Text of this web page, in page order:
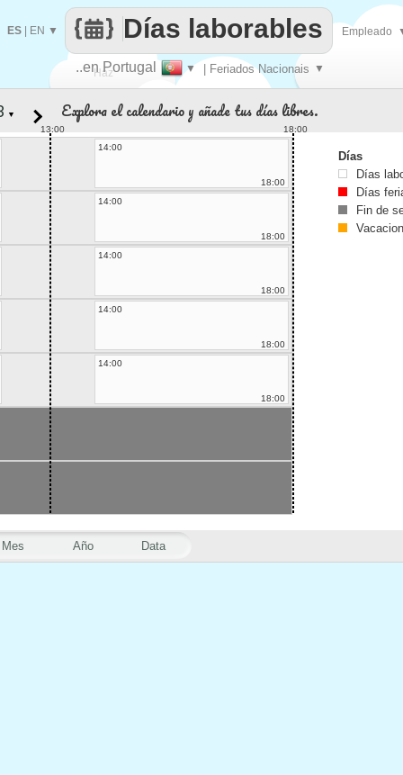
Haz
..en Portugal ▼ | Feriados Nacionais ▼
Días laborables
ES EN ▼ Empleado
Mes Año Data
▼ Explora el calendario y añade tus días libres.
13:00
18:00
14:00
18:00
14:00
18:00
14:00
18:00
14:00
18:00
14:00
18:00
Días
Días
Días
Fin de